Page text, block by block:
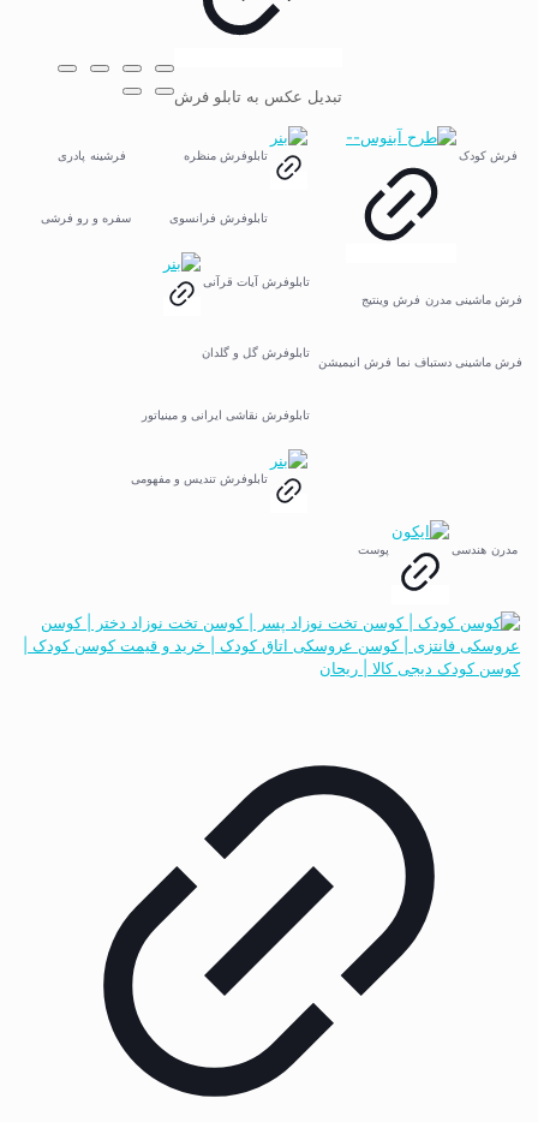
تبدیل عکس به تابلو فرش
فرش کودک
فرش ماشینی مدرن فرش وینتیج
فرش ماشینی دستباف نما فرش انیمیشن
تابلوفرش منظره
تابلوفرش فرانسوی
تابلوفرش آیات قرآنی
تابلوفرش گل و گلدان
تابلوفرش نقاشی ایرانی و مینیاتور
تابلوفرش تندیس و مفهومی
فرشینه پادری
سفره و رو فرشی
مدرن هندسی پوست